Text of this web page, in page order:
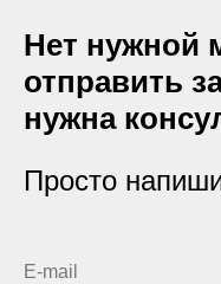
Нет нужной
отправить
нужна
Просто